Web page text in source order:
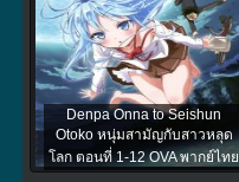
Denpa Onna to Seishun
Otoko หนุ่มสามัญกับสาวหลุด
โลก ตอนที่ 1-12 OVA พากย์ไทย